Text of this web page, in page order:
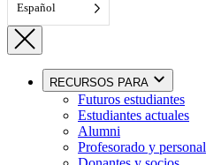
Español
RECURSOS PARA
Futuros estudiantes
Estudiantes actuales
Alumni
Profesorado y personal